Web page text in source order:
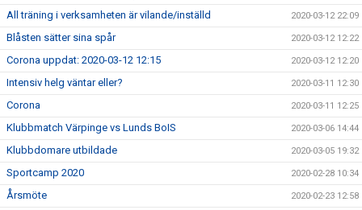
All träning i verksamheten är vilande/inställd 2020-03-12 22:09
Blåsten sätter sina spår 2020-03-12 12:22
Corona uppdat: 2020-03-12 12:15 2020-03-12 12:20
Intensiv helg väntar eller? 2020-03-11 12:30
Corona 2020-03-11 12:25
Klubbmatch Värpinge vs Lunds BoIS 2020-03-06 14:44
Klubbdomare utbildade 2020-03-05 19:32
Sportcamp 2020 2020-02-28 10:34
Årsmöte 2020-02-23 12:58